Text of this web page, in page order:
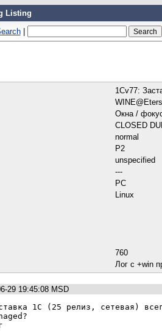
Listing
|
1Cv77:
Окна /
CLOSED
normal
P2
unspecified
---
PC
Linux
760
Лог с +win
29 19:45:08 MSD
1С (25 релиз, сетевая)